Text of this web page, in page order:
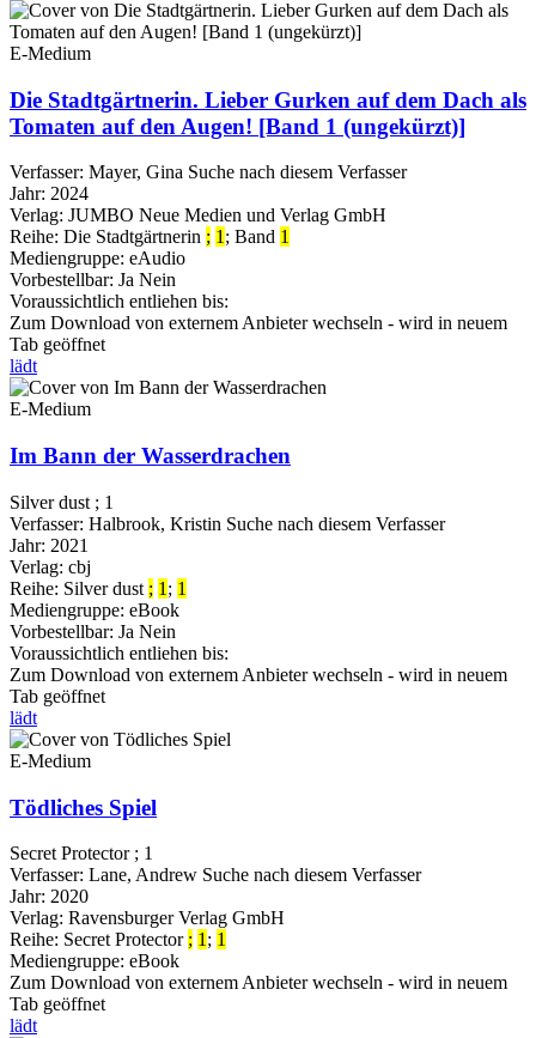
E-Medium
Die Stadtgärtnerin. Lieber Gurken auf dem Dach als
Tomaten auf den Augen! [Band 1 (ungekürzt)]
Verfasser: Mayer, Gina Suche nach diesem Verfasser
Jahr: 2024
Verlag: JUMBO Neue Medien und Verlag GmbH
Reihe: Die Stadtgärtnerin ; 1; Band 1
Mediengruppe: eAudio
Vorbestellbar: Ja Nein
Voraussichtlich entliehen bis:
Zum Download von externem Anbieter wechseln - wird in neuem
Tab geöffnet
lädt
E-Medium
Im Bann der Wasserdrachen
Silver dust ; 1
Verfasser: Halbrook, Kristin Suche nach diesem Verfasser
Jahr: 2021
Verlag: cbj
Reihe: Silver dust ; 1 ; 1
Mediengruppe: eBook
Vorbestellbar: Ja Nein
Voraussichtlich entliehen bis:
Zum Download von externem Anbieter wechseln - wird in neuem
Tab geöffnet
lädt
E-Medium
Tödliches Spiel
Secret Protector ; 1
Verfasser: Lane, Andrew Suche nach diesem Verfasser
Jahr: 2020
Verlag: Ravensburger Verlag GmbH
Reihe: Secret Protector ; 1 ; 1
Mediengruppe: eBook
Zum Download von externem Anbieter wechseln - wird in neuem
Tab geöffnet
lädt